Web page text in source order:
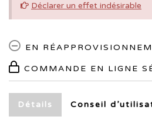
Déclarer un effet indésirable
EN
COMMANDE EN LIGNE
Détails Conseil